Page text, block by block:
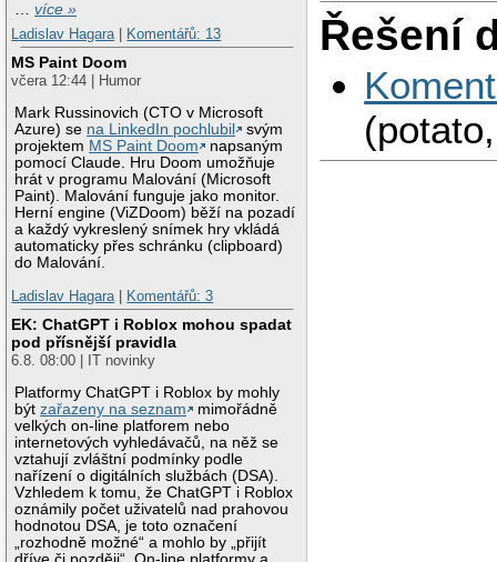
…více »
Ladislav Hagara
Komentářů: 13
MS Paint Doom
včera 12:44 | Humor
Mark Russinovich (CTO v Microsoft
Azure) se na LinkedIn pochlubil
svým
projektem MS Paint Doom
napsaným
pomocí Claude. Hru Doom umožňuje
hrát v programu Malování (Microsoft
Paint). Malování funguje jako monitor.
Herní engine (ViZDoom) běží na pozadí
a každý vykreslený snímek hry vkládá
automaticky přes schránku (clipboard)
do Malování.
Ladislav Hagara
Komentářů: 3
EK: ChatGPT i Roblox mohou spadat
pod přísnější pravidla
6.8. 08:00 | IT novinky
Platformy ChatGPT i Roblox by mohly
býtzařazeny na seznam
mimořádně
velkých on-line platforem nebo
internetových vyhledávačů, na něž se
vztahují zvláštní podmínky podle
nařízení o digitálních službách (DSA).
Vzhledem k tomu, že ChatGPT i Roblox
oznámily počet uživatelů nad prahovou
hodnotou DSA, je toto označení
„rozhodně možné“ a mohlo by „přijít
Řešení